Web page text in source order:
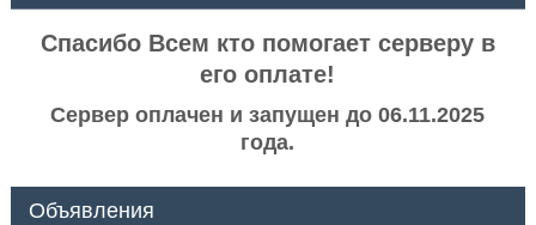
Спасибо Всем кто помогает серверу в
его оплате!
Сервер оплачен и запущен до 06.11.2025
года.
Объявления